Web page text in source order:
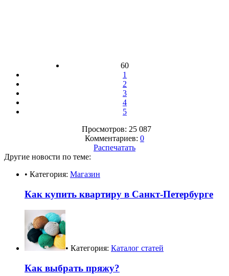
60
1
2
3
4
5
Просмотров: 25 087
Комментариев: 0
Распечатать
Другие новости по теме:
• Категория: Магазин
Как купить квартиру в Санкт-Петербурге
• Категория: Каталог статей
Как выбрать пряжу?